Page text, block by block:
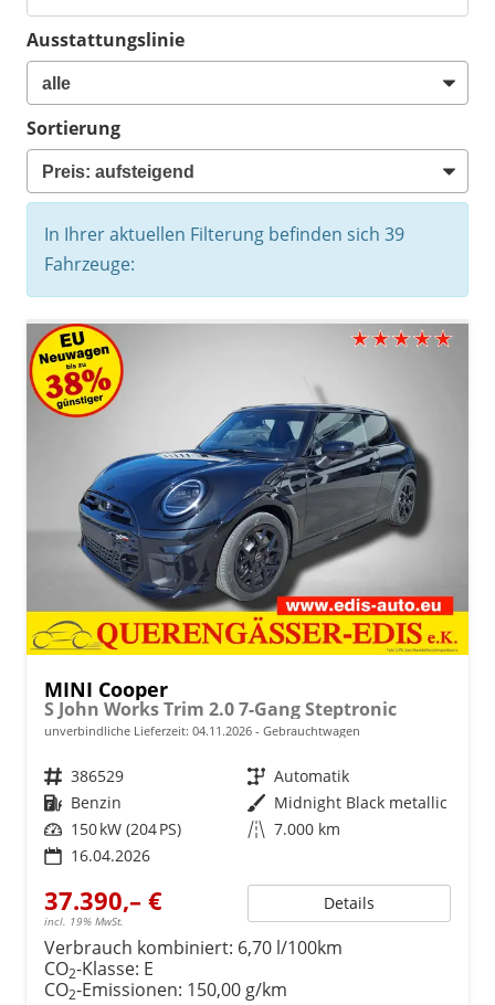
Ausstattungslinie
Sortierung
In Ihrer aktuellen Filterung befinden sich 39
Fahrzeuge:
MINI Cooper
S John Works Trim 2.0 7-Gang Steptronic
unverbindliche Lieferzeit: 04.11.2026 Gebrauchtwagen
Fahrzeugnr. 386529 Getriebe Automatik
Kraftstoff Benzin Außenfarbe Midnight Black metallic
Leistung 150 kW (204 PS) Kilometerstand 7.000 km
16.04.2026
37.390,– €
incl. 19% MwSt.
Details
Verbrauch kombiniert: 6,70 l/100km
CO2-Klasse: E
CO2-Emissionen: 150,00 g/km